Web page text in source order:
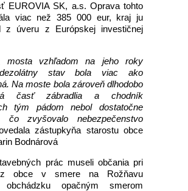
EUROVIA SK, a.s. Oprava tohto
viac než 385 000 eur, kraj ju
z úveru z Európskej investičnej
mosta vzhľadom na jeho roky
stav bola viac ako
Na moste bola zároveň dlhodobo
časť zábradlia a chodník
tým pádom nebol dostatočne
čo zvyšovalo nebezpečenstvo
zástupkyňa starostu obce
Bodnárová
prác museli občania pri
obce v smere na Rožňavu
opačným smerom